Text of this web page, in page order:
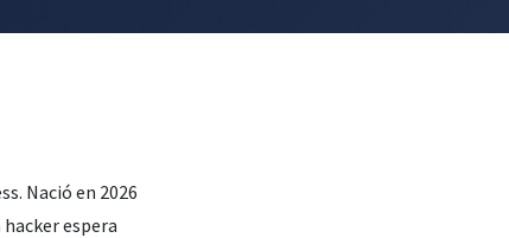
Nació en 2026
espera